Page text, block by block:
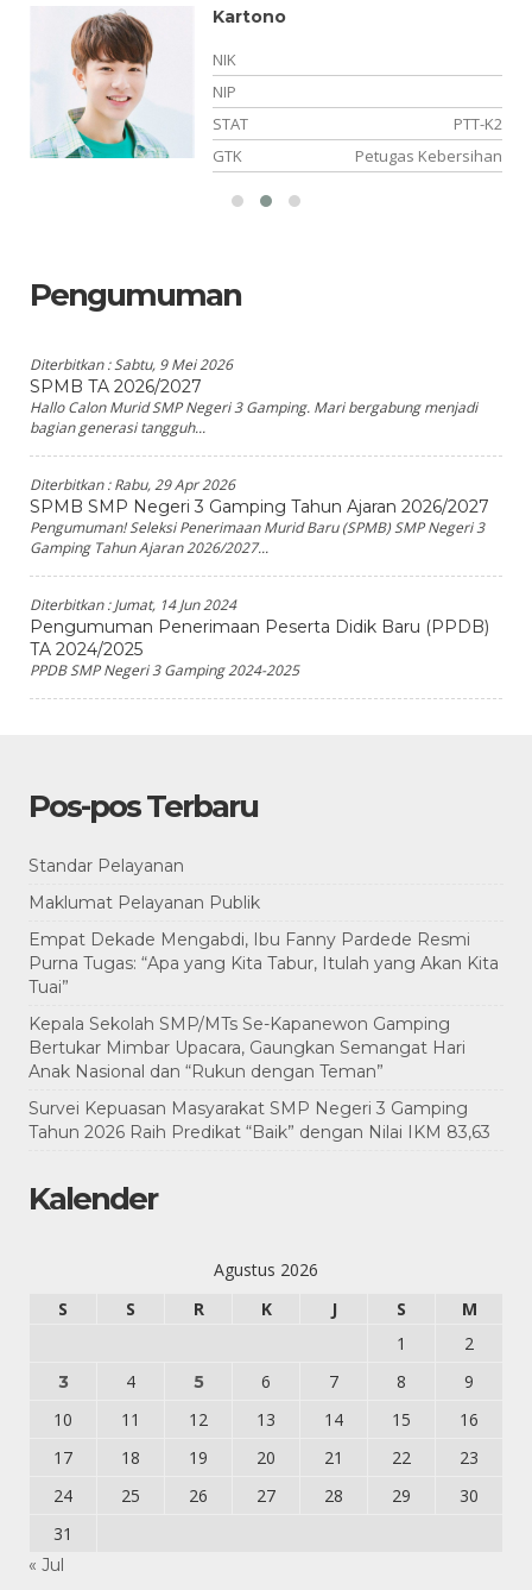
Kartono
NIK
NIP
STAT
PTT-K2
GTK
Petugas Kebersihan
Pengumuman
Diterbitkan :Sabtu, 9 Mei 2026
SPMB TA 2026/2027
Hallo Calon Murid SMP Negeri 3 Gamping. Mari bergabung menjadi
bagian generasi tangguh...
Diterbitkan :Rabu, 29 Apr 2026
SPMB SMP Negeri 3 Gamping Tahun Ajaran 2026/2027
Pengumuman! Seleksi Penerimaan Murid Baru (SPMB) SMP Negeri 3
Gamping Tahun Ajaran 2026/2027...
Diterbitkan :Jumat, 14 Jun 2024
Pengumuman Penerimaan Peserta Didik Baru (PPDB)
TA 2024/2025
PPDB SMP Negeri 3 Gamping 2024-2025
Pos-pos Terbaru
Standar Pelayanan
Maklumat Pelayanan Publik
Empat Dekade Mengabdi, Ibu Fanny Pardede Resmi
Purna Tugas: “Apa yang Kita Tabur, Itulah yang Akan Kita
Tuai”
Kepala Sekolah SMP/MTs Se-Kapanewon Gamping
Bertukar Mimbar Upacara, Gaungkan Semangat Hari
Anak Nasional dan “Rukun dengan Teman”
Survei Kepuasan Masyarakat SMP Negeri 3 Gamping
Tahun 2026 Raih Predikat “Baik” dengan Nilai IKM 83,63
Kalender
Agustus 2026
S
S R K J S
M
1
2
3 4 5 6 7 8
9
10
11 12 13 14 15
16
17
18 19 20 21 22
23
24
25 26 27 28 29
30
31
« Jul